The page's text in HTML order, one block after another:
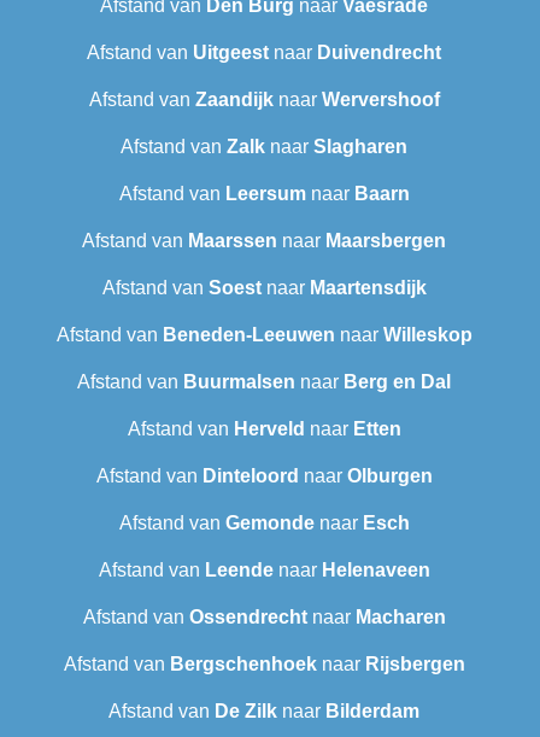
Afstand van Den Burg naar Vaesrade
Afstand van Uitgeest naar Duivendrecht
Afstand van Zaandijknaar Wervershoof
Afstand van Zalk naar Slagharen
Afstand van Leersumnaar Baarn
Afstand van Maarssen naar Maarsbergen
Afstand van Soestnaar Maartensdijk
Afstand van Beneden-Leeuwen naar Willeskop
Afstand van Buurmalsen naar Berg en Dal
Afstand van Herveld naar Etten
Afstand van Dinteloord naar Olburgen
Afstand van Gemondenaar Esch
Afstand van Leendenaar Helenaveen
Afstand van Ossendrechtnaar Macharen
Afstand van Bergschenhoeknaar Rijsbergen
Afstand van De Zilk naar Bilderdam